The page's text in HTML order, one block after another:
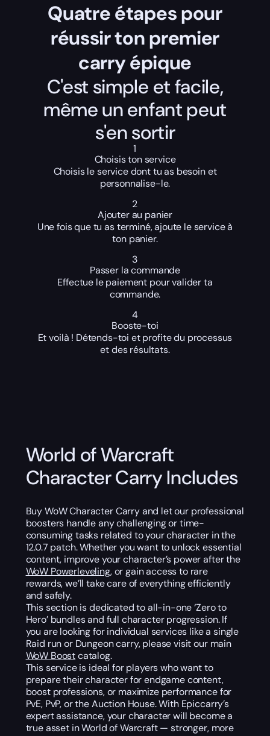
Quatre étapes pour
réussir ton premier
carry épique
C'est simple et facile,
même un enfant peut
s'en sortir
1
Choisis ton service
Choisis le service dont tu as besoin et
personnalise-le.
2
Ajouter au panier
Une fois que tu as terminé, ajoute le service à
ton panier.
3
Passer la commande
Effectue le paiement pour valider ta
commande.
4
Booste-toi
Et voilà ! Détends-toi et profite du processus
et des résultats.
World of Warcraft
Character Carry Includes
Buy WoW Character Carry and let our professional
boosters handle any challenging or time-
consuming tasks related to your character in the
12.0.7 patch. Whether you want to unlock essential
content, improve your character’s power after the
WoW Powerleveling, or gain access to rare
rewards, we’ll take care of everything efficiently
and safely.
This section is dedicated to all-in-one ‘Zero to
Hero’ bundles and full character progression. If
you are looking for individual services like a single
Raid run or Dungeon carry, please visit our main
WoW Boostcatalog.
This service is ideal for players who want to
prepare their character for endgame content,
boost professions, or maximize performance for
PvE, PvP, or the Auction House. With Epiccarry’s
expert assistance, your character will become a
true asset in World of Warcraft — stronger, more